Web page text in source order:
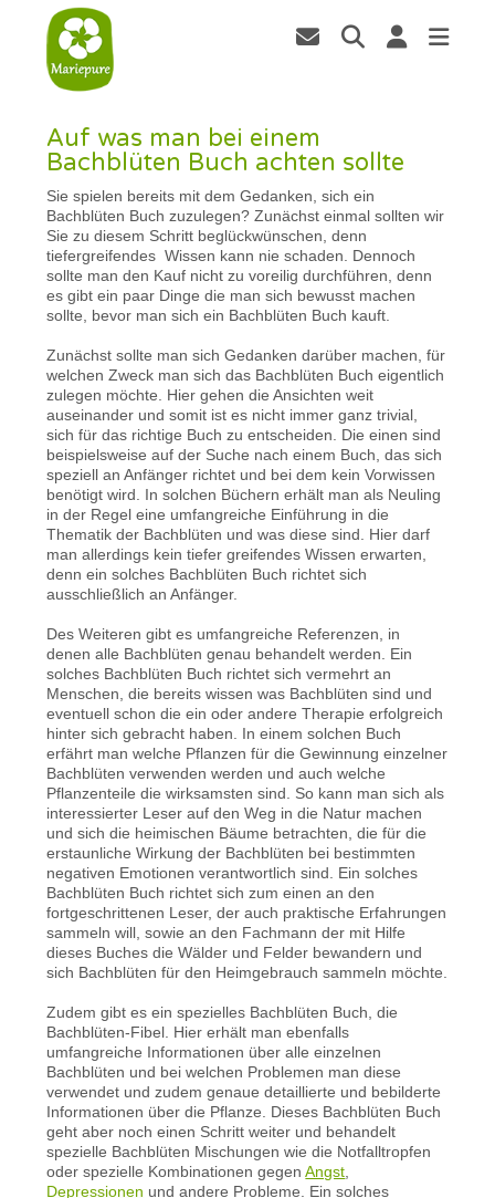
Auf was man bei einem
Bachblüten Buch achten sollte
Sie spielen bereits mit dem Gedanken, sich ein
Bachblüten Buch zuzulegen? Zunächst einmal sollten wir
Sie zu diesem Schritt beglückwünschen, denn
tiefergreifendes Wissen kann nie schaden. Dennoch
sollte man den Kauf nicht zu voreilig durchführen, denn
es gibt ein paar Dinge die man sich bewusst machen
sollte, bevor man sich ein Bachblüten Buch kauft.
Zunächst sollte man sich Gedanken darüber machen, für
welchen Zweck man sich das Bachblüten Buch eigentlich
zulegen möchte. Hier gehen die Ansichten weit
auseinander und somit ist es nicht immer ganz trivial,
sich für das richtige Buch zu entscheiden. Die einen sind
beispielsweise auf der Suche nach einem Buch, das sich
speziell an Anfänger richtet und bei dem kein Vorwissen
benötigt wird. In solchen Büchern erhält man als Neuling
in der Regel eine umfangreiche Einführung in die
Thematik der Bachblüten und was diese sind. Hier darf
man allerdings kein tiefer greifendes Wissen erwarten,
denn ein solches Bachblüten Buch richtet sich
ausschließlich an Anfänger.
Des Weiteren gibt es umfangreiche Referenzen, in
denen alle Bachblüten genau behandelt werden. Ein
solches Bachblüten Buch richtet sich vermehrt an
Menschen, die bereits wissen was Bachblüten sind und
eventuell schon die ein oder andere Therapie erfolgreich
hinter sich gebracht haben. In einem solchen Buch
erfährt man welche Pflanzen für die Gewinnung einzelner
Bachblüten verwenden werden und auch welche
Pflanzenteile die wirksamsten sind. So kann man sich als
interessierter Leser auf den Weg in die Natur machen
und sich die heimischen Bäume betrachten, die für die
erstaunliche Wirkung der Bachblüten bei bestimmten
negativen Emotionen verantwortlich sind. Ein solches
Bachblüten Buch richtet sich zum einen an den
fortgeschrittenen Leser, der auch praktische Erfahrungen
sammeln will, sowie an den Fachmann der mit Hilfe
dieses Buches die Wälder und Felder bewandern und
sich Bachblüten für den Heimgebrauch sammeln möchte.
Zudem gibt es ein spezielles Bachblüten Buch, die
Bachblüten-Fibel. Hier erhält man ebenfalls
umfangreiche Informationen über alle einzelnen
Bachblüten und bei welchen Problemen man diese
verwendet und zudem genaue detaillierte und bebilderte
Informationen über die Pflanze. Dieses Bachblüten Buch
geht aber noch einen Schritt weiter und behandelt
spezielle Bachblüten Mischungen wie die Notfalltropfen
oder spezielle Kombinationen gegenAngst
Depressionen und andere Probleme. Ein solches